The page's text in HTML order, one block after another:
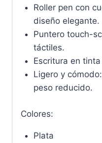
Roller pen con
diseño elegante.
Puntero touch-
táctiles.
Escritura en
Ligero y
peso reducido.
Colores:
Plata